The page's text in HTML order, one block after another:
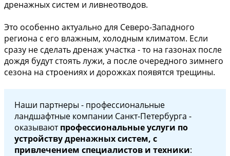
дренажных систем и ливнеотводов.
Это особенно актуально для Северо-Западного
региона с его влажным, холодным климатом. Если
сразу не сделать дренаж участка - то на газонах после
дождя будут стоять лужи, а после очередного зимнего
сезона на строениях и дорожках появятся трещины.
Наши партнеры - профессиональные
ландшафтные компании Санкт-Петербурга -
оказываютпрофессиональные услуги по
устройствудренажных систем, с
привлечением специалистов и техники: